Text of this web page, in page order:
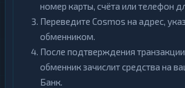
номер карты, счёта или телефон
Переведите Cosmos на адрес,
обменником.
После подтверждения
обменник зачислит средства на
Банк.